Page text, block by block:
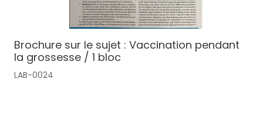
Brochure sur le sujet : Vaccination pendant
la grossesse / 1 bloc
LAB-0024